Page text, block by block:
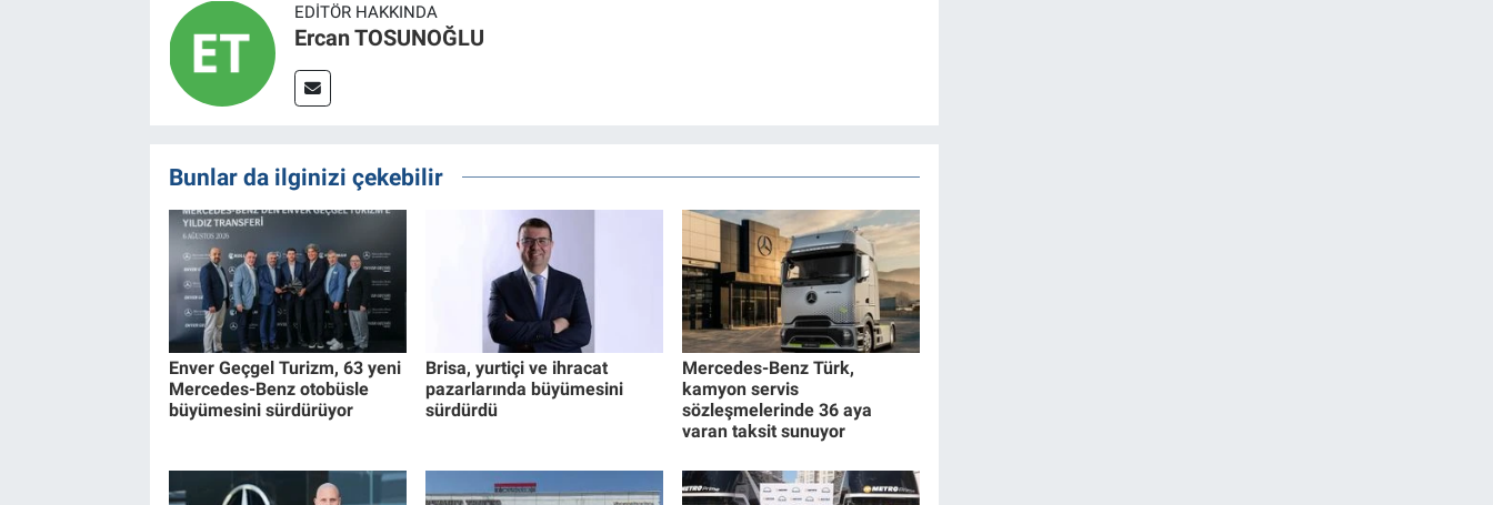
EDITÖR HAKKINDA
Ercan TOSUNOĞLU
Bunlar da ilginizi çekebilir
Enver Geçgel Turizm, 63 yeni
Mercedes-Benz otobüsle
büyümesini sürdürüyor
Brisa, yurtiçi ve ihracat
pazarlarında büyümesini
sürdürdü
Mercedes-Benz Türk,
kamyon servis
sözleşmelerinde 36 aya
varan taksit sunuyor